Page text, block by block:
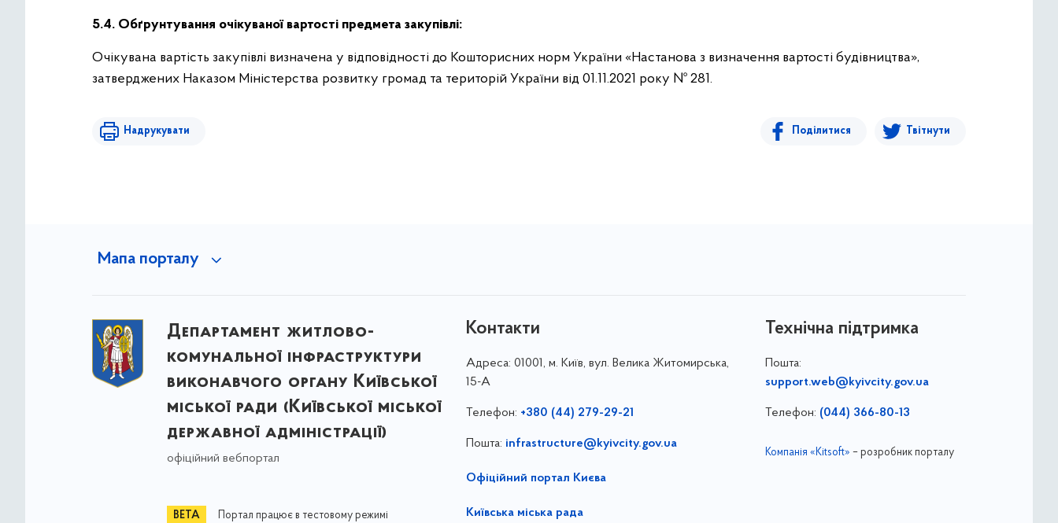
5.4. Обґрунтування очікуваної вартості предмета закупівлі:
Очікувана вартість закупівлі визначена у відповідності до Кошторисних норм України «Настанова з визначення вартості будівництва»,
затверджених Наказом Міністерства розвитку громад та територій України від 01.11.2021 року № 281.
Надрукувати Поділитися Твітнути
Мапа порталу
Департамент житлово-
комунальної інфраструктури
виконавчого органу Київської
міської ради (Київської міської
державної адміністрації)
офіційний вебпортал
Портал працює в тестовому режимі
Контакти
Адреса: 01001, м. Київ, вул. Велика Житомирська,
15-А
Телефон: +380 (44) 279-29-21
Пошта: infrastructure@kyivcity.gov.ua
Офіційний портал Києва
Київська міська рада
Технічна підтримка
Пошта:
support.web@kyivcity.gov.ua
Телефон: (044) 366-80-13
Компанія «Kitsoft» – розробник порталу